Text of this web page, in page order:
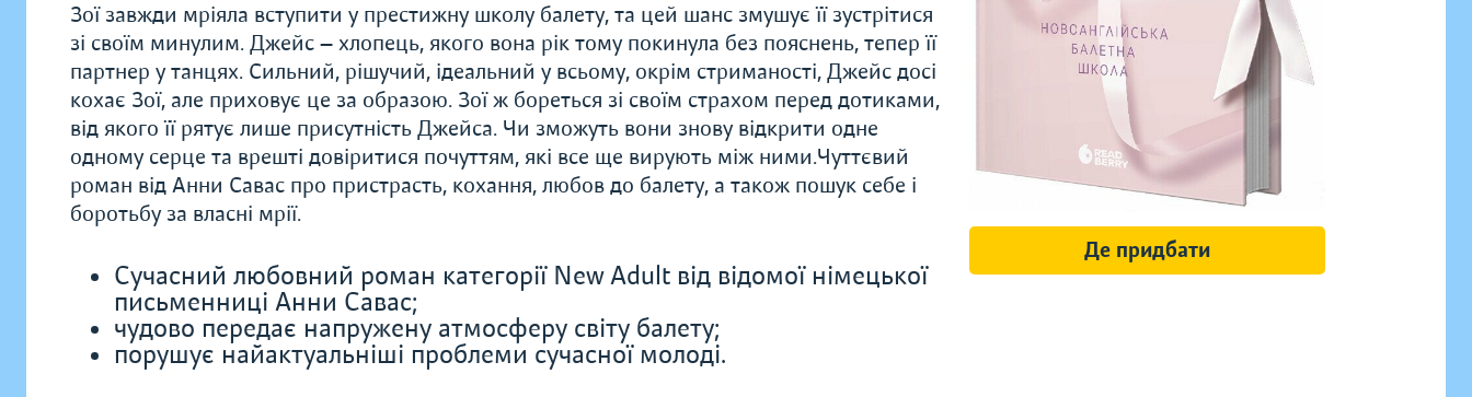
Зої завжди мріяла вступити у престижну школу балету, та цей шанс змушує її зустрітися
зі своїм минулим. Джейс — хлопець, якого вона рік тому покинула без пояснень, тепер її
партнер у танцях. Сильний, рішучий, ідеальний у всьому, окрім стриманості, Джейс досі
кохає Зої, але приховує це за образою. Зої ж бореться зі своїм страхом перед дотиками,
від якого її рятує лише присутність Джейса. Чи зможуть вони знову відкрити одне
одному серце та врешті довіритися почуттям, які все ще вирують між ними.Чуттєвий
роман від Анни Савас про пристрасть, кохання, любов до балету, а також пошук себе і
боротьбу за власні мрії.
Сучасний любовний роман категорії New Adult від відомої німецької
письменниці Анни Савас;
чудово передає напружену атмосферу світу балету;
порушує найактуальніші проблеми сучасної молоді.
Де придбати